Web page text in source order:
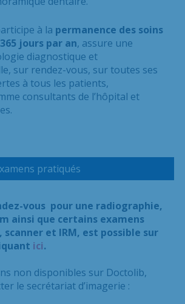
à la permanence des soins
jours par an, assure une
diagnostique et
sur rendez-vous, sur toutes ses
à tous les patients,
consultants de l’hôpital et
pratiqués
vous pour une radiographie,
ainsi que certains examens
scanner et IRM, est possible sur
ici.
non disponibles sur Doctolib,
le secrétariat d’imagerie :